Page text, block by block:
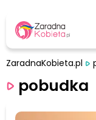
ZaradnaKobieta.pl
pobudka